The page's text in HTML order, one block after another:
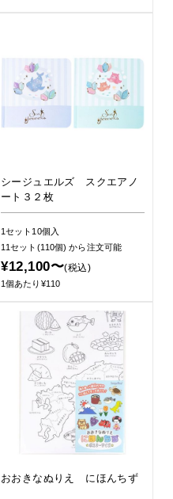
シージュエルズ スクエアノ
ート３２枚
1セット10個入
11セット(110個)から注文可能
¥12,100〜(税込)
1個あたり¥110
おおきなぬりえ にほんちず